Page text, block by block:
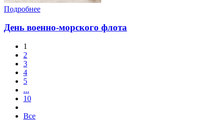
Подробнее
День военно-морского флота
1
2
3
4
5
...
10
Все